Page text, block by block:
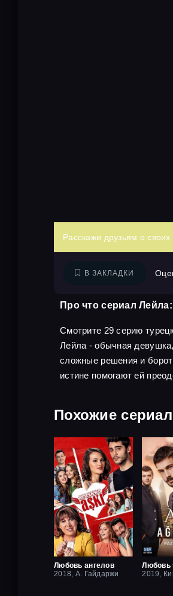
Расскажи друзьям о своих
В ЗАКЛАДКИ
Про что сериал
Смотрите 29 серию
Лейла - обычная
сложные решения и
истине помогают ей
Похожие
Любовь ангелов
2018, А. Гайдаржи
2019,